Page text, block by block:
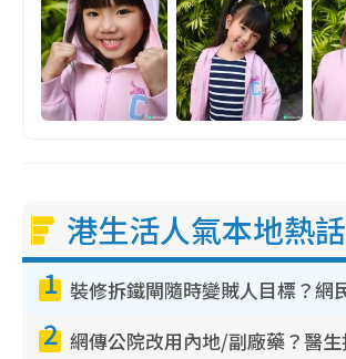
港生活人氣本地熱話
1
2